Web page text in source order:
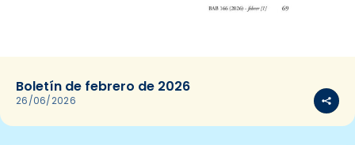
Boletín de febrero de 2026
26/06/2026